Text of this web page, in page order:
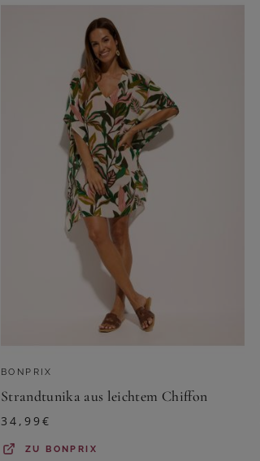
BONPRIX
Strandtunika aus leichtem Chiffon
34,99€
ZU BONPRIX